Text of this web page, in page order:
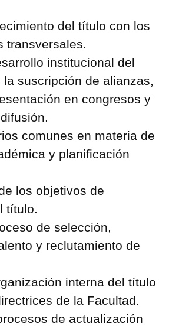
del título con los
transversales.
institucional del
suscripción de alianzas,
en congresos y
comunes en materia de
y planificación
los objetivos de
título.
de selección,
y reclutamiento de
interna del título
de la Facultad.
de actualización